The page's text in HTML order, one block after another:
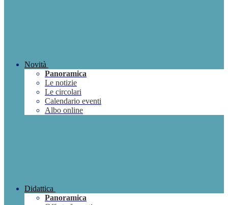
Novità
Panoramica
Le notizie
Le circolari
Calendario eventi
Albo online
Didattica
Panoramica